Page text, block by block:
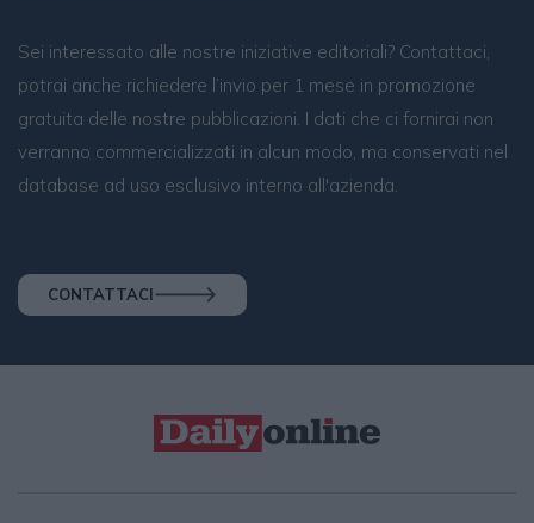
Sei interessato alle nostre iniziative editoriali? Contattaci,
potrai anche richiedere l’invio per 1 mese in promozione
gratuita delle nostre pubblicazioni. I dati che ci fornirai non
verranno commercializzati in alcun modo, ma conservati nel
database ad uso esclusivo interno all'azienda.
CONTATTACI